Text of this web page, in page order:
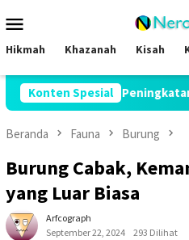
ke
kontenMobile
Hikmah Khazanah Kisah
Konten Spesial
Peningkatan Layanan Haji
Beranda Fauna Burung
Burung Cabak,
yang Luar Biasa
Arfcograph
September 22, 2024
293 Dilihat